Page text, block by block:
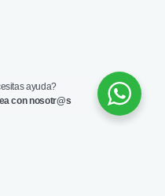
ayuda?
con nosotr@s